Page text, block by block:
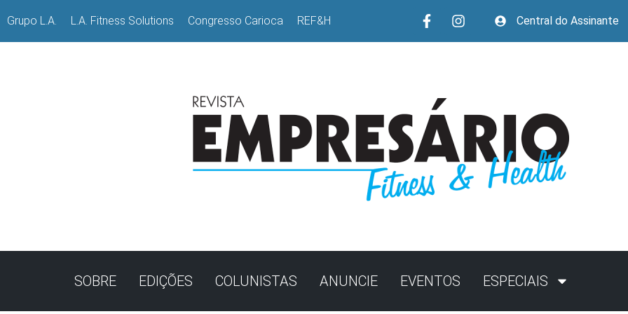
Grupo L.A. L.A. Fitness Solutions Congresso Carioca REF&H Central do Assinante
SOBRE EDIÇÕES COLUNISTAS ANUNCIE EVENTOS ESPECIAIS